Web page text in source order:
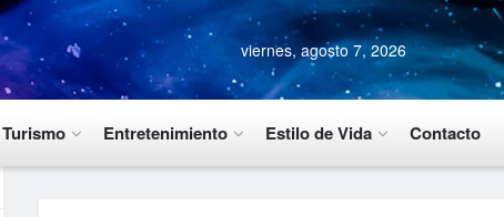
viernes, agosto 7, 2026
Turismo Entretenimiento Estilo de Vida Contacto